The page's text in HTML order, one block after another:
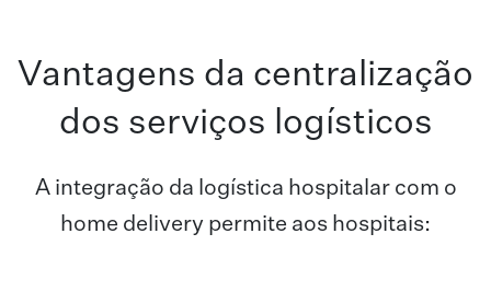
Vantagens da centralização
dos serviços logísticos
A integração da logística hospitalar com o
home delivery permite aos hospitais: